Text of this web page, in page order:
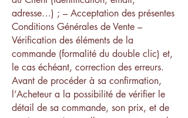
adresse…) ; – Acceptation des présentes
Conditions Générales de Vente –
Vérification des éléments de la
commande (formalité du double clic) et,
le cas échéant, correction des erreurs.
Avant de procéder à sa confirmation,
l’Acheteur a la possibilité de vérifier le
détail de sa commande, son prix, et de